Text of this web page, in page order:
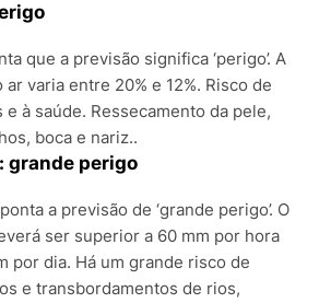
que a previsão significa ‘perigo’. A
varia entre 20% e 12%. Risco de
à saúde. Ressecamento da pele,
boca e nariz..
grande perigo
a previsão de ‘grande perigo’. O
ser superior a 60 mm por hora
por dia. Há um grande risco de
e transbordamentos de rios,